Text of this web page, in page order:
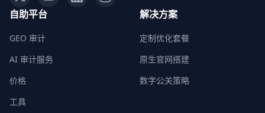
自助平台
GEO 审计
AI 审计服务
价格
工具
解决方案
定制优化套餐
原生官网搭建
数字公关策略